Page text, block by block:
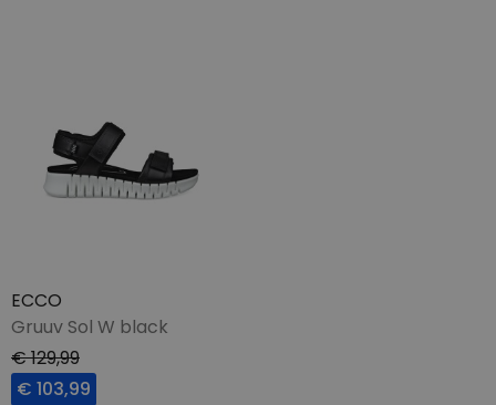
ECCO
Gruuv Sol W black
€ 129,99
€ 103,99